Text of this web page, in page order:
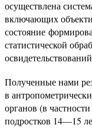
осуществлена
включающих
состояние
статистической
Полученные нами
в
органов (в
подростков 14—15